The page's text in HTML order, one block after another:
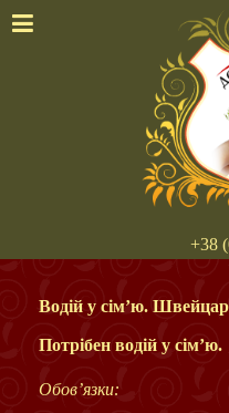
+38
Водій у сім’ю.
Потрібен водій у сім’ю.
Обов’язки: